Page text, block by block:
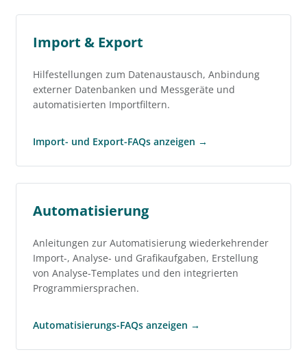
Import & Export
Hilfestellungen zum Datenaustausch, Anbindung
externer Datenbanken und Messgeräte und
automatisierten Importfiltern.
Import- und Export-FAQs anzeigen →
Automatisierung
Anleitungen zur Automatisierung wiederkehrender
Import-, Analyse- und Grafikaufgaben, Erstellung
von Analyse-Templates und den integrierten
Programmiersprachen.
Automatisierungs-FAQs anzeigen →